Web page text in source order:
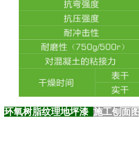
环氧树脂纹理地坪漆施工刨面图